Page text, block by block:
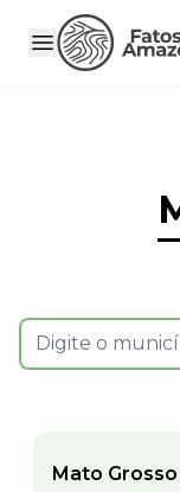
Mato Grosso